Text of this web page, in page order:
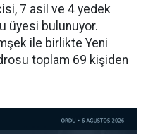
7 asil ve 4 yedek
üyesi bulunuyor.
ile birlikte Yeni
toplam 69 kişiden